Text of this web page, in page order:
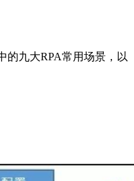
的九大RPA常用场景，以